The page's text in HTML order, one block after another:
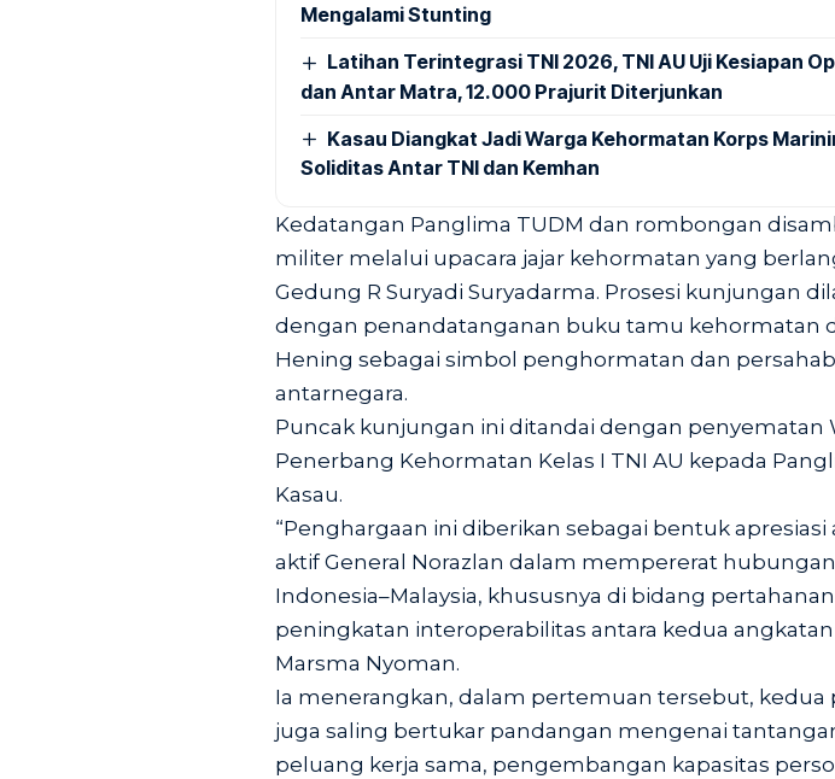
Mengalami Stunting
Latihan Terintegrasi TNI 2026, TNI AU Uji Kesiapan
dan Antar Matra, 12.000 Prajurit Diterjunkan
Kasau Diangkat Jadi Warga Kehormatan Korps
Soliditas Antar TNI dan Kemhan
Kedatangan Panglima TUDM dan rombongan
militer melalui upacara jajar kehormatan yang
Gedung R Suryadi Suryadarma. Prosesi kunjungan
dengan penandatanganan buku tamu kehormatan
Hening sebagai simbol penghormatan dan
antarnegara.
Puncak kunjungan ini ditandai dengan penyematan
Penerbang Kehormatan Kelas I TNI AU kepada
Kasau.
“Penghargaan ini diberikan sebagai bentuk apresiasi
aktif General Norazlan dalam mempererat hubungan
Indonesia–Malaysia, khususnya di bidang
peningkatan interoperabilitas antara kedua angkatan
Marsma Nyoman.
Ia menerangkan, dalam pertemuan tersebut, kedua
juga saling bertukar pandangan mengenai
peluang kerja sama, pengembangan kapasitas